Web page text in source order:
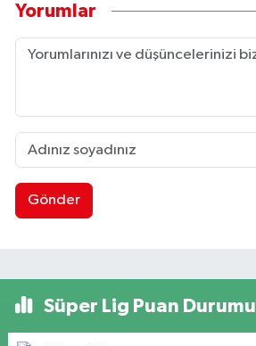
Yorumlar
Gönder
Süper Lig Puan Durumu